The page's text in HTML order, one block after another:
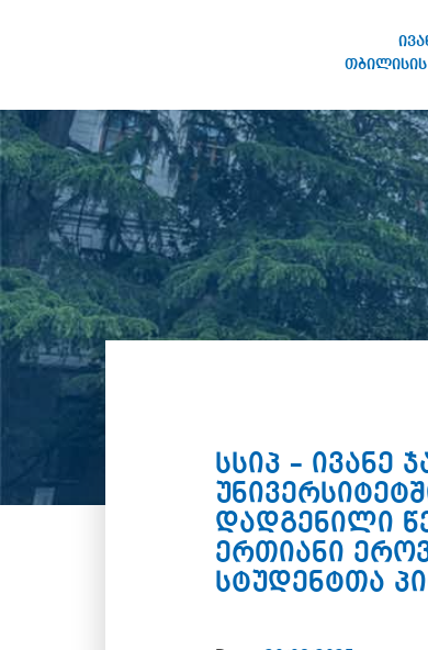
STATE UNIVERSITY
სსიპ – ივანე
დადგენილი
ერთიანი
სტუდენტთა